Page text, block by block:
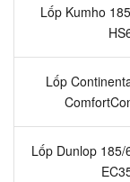
Lốp Kumho
Lốp
Lốp Dunlop